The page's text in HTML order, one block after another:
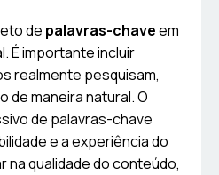
de palavras-chaveem
É importante incluir
realmente pesquisam,
de maneira natural. O
de palavras-chave
e a experiência do
na qualidade do conteúdo,